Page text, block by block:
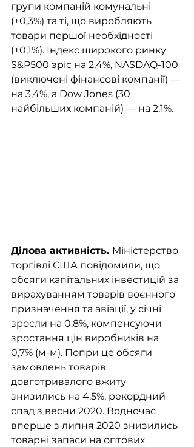
групи компаній комунальні
(+0,3%) та ті, що виробляють
товари першої необхідності
(+0,1%). Індекс широкого ринку
S&P500 зріс на 2,4%, NASDAQ-100
(виключені фінансові компанії) —
на 3,4%, а Dow Jones (30
найбільших компаній) — на 2,1%.
Ділова активність. Міністерство
торгівлі США повідомили, що
обсяги капітальних інвестицій за
вирахуванням товарів воєнного
призначення та авіації, у січні
зросли на 0.8%, компенсуючи
зростання цін виробників на
0,7% (м-м). Попри це обсяги
замовлень товарів
довготривалого вжиту
знизились на 4,5%, рекордний
спад з весни 2020. Водночас
вперше з липня 2020 знизились
товарні запаси на оптових